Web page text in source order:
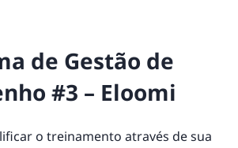
de Gestão de
#3 – Eloomi
o treinamento através de sua